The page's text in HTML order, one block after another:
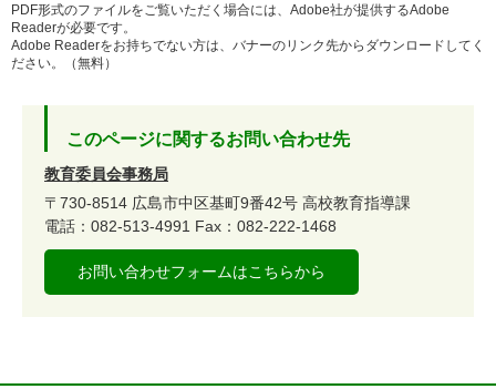
PDF形式のファイルをご覧いただく場合には、Adobe社が提供するAdobe
Readerが必要です。
Adobe Readerをお持ちでない方は、バナーのリンク先からダウンロードしてく
ださい。（無料）
このページに関するお問い合わせ先
教育委員会事務局
〒730-8514 広島市中区基町9番42号 高校教育指導課
電話：082-513-4991 Fax：082-222-1468
お問い合わせフォームはこちらから